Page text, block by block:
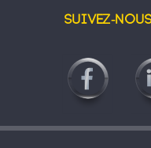
Suivez-